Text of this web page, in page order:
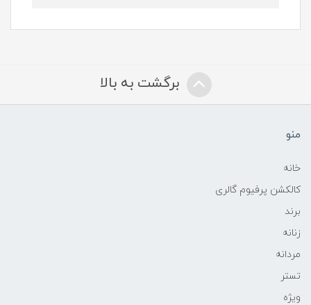
برگشت به بالا
منو
خانه
کالکشن پرفیوم گالری
برند
زنانه
مردانه
تستر
ویژه